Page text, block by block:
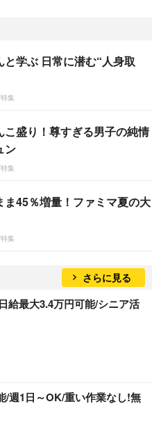
と学ぶ 日常に潜む“人身取
集
こ盛り！尊すぎる男子の純情
ン
集
ま45％増量！ファミマ夏の大
集
さらに見る
給最大3.4万円可能/シニア活
/週1日～OK/重い作業なし!無